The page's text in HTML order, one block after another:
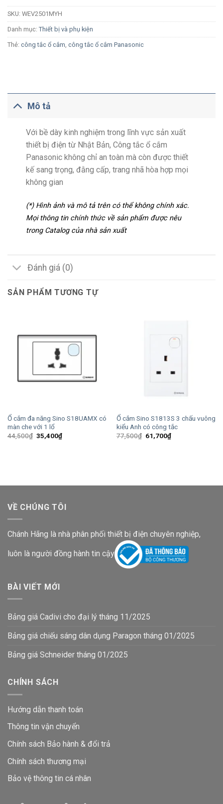
SKU: WEV2501MYH
Danh mục: Thiết bị và phụ kiện
Thẻ: công tắc ổ cắm công tắc ổ cắm Panasonic
Mô tả
Với bề dày kinh nghiệm trong lĩnh vực sản xuất
thiết bị điện từ Nhật Bản, Công tắc ổ cắm
Panasonic không chỉ an toàn mà còn được thiết
kế sang trọng, đằng cấp, trang nhã hòa hợp mọi
không gian
(*) Hình ảnh và mô tả trên có thể không chính xác.
Mọi thông tin chính thức về sản phẩm được nêu
trong Catalog của nhà sản xuất
Đánh giá (0)
SẢN PHẨM TƯƠNG TỰ
Ổ cắm đa năng Sino S18UAMX có
màn che với 1 lổ
44,500₫ Giá
gốc
35,400₫Giá
hiện
Ổ cắm Sino S1813S 3 chấu vuông
kiểu Anh có công tắc
77,500₫ Giá
gốc
61,700₫Giá
hiện
VỀ CHÚNG TÔI
Chánh Hãng là nhà phân phối thiết bị điện chuyên nghiệp,
luôn là người đồng hành tin cậy
BÀI VIẾT MỚI
Bảng giá Cadivi cho đại lý tháng 11/2025
Bảng giá chiếu sáng dân dụng Paragon tháng 01/2025
Bảng giá Schneider tháng 01/2025
CHÍNH SÁCH
Hướng dẫn thanh toán
Thông tin vận chuyển
Chính sách Bảo hành & đổi trả
Chính sách thương mại
Bảo vệ thông tin cá nhân